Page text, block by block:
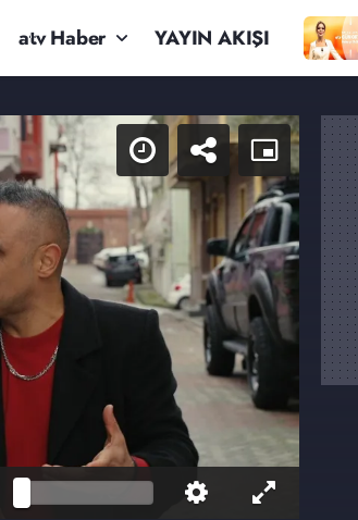
atv Haber YAYIN AKIŞI